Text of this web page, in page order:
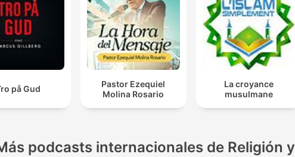
på Gud
Pastor Ezequiel
Molina Rosario
La croyance
musulmane
podcasts internacionales de Religión y